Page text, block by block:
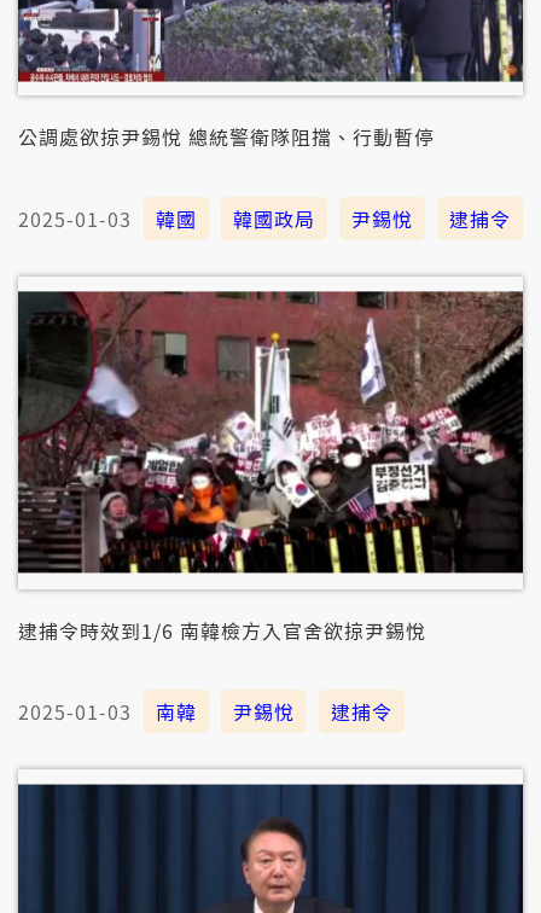
公調處欲掠尹錫悅 總統警衛隊阻擋、行動暫停
2025-01-03 韓國 韓國政局 尹錫悅 逮捕令
逮捕令時效到1/6 南韓檢方入官舍欲掠尹錫悅
2025-01-03 南韓 尹錫悅 逮捕令